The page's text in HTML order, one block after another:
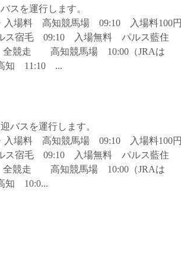
スを運行します。
・入場料 高知競馬場 09:10 入場料100円
ス宿毛 09:10 入場無料 パルス藍住
全競走 高知競馬場 10:00（JRAは
知 11:10 ...
バスを運行します。
・入場料 高知競馬場 09:10 入場料100円
ス宿毛 09:10 入場無料 パルス藍住
全競走 高知競馬場 10:00（JRAは
知 10:0...